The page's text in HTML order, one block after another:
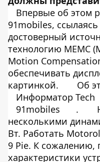
Впервые об этом
91mobiles,
достоверный
технологию MEMC
Motion
обеспечивать
картинкой.
Об
Информатор Tech
91mobiles
.
несколькими
Вт. Работать
9 Pie. К сожалению,
характеристики